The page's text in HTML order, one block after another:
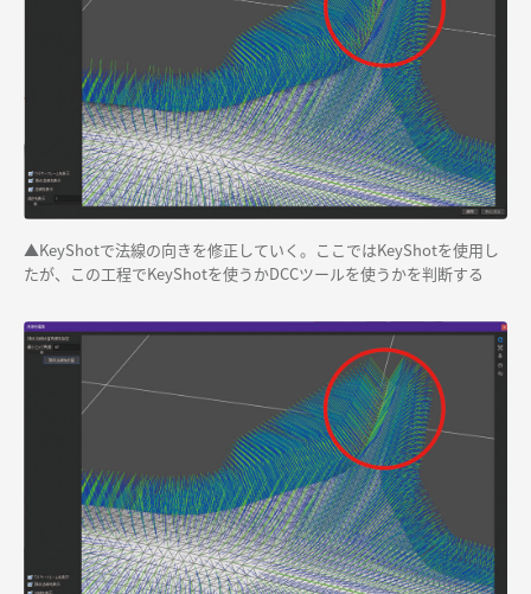
▲KeyShotで法線の向きを修正していく。ここではKeyShotを使用し
たが、この工程でKeyShotを使うかDCCツールを使うかを判断する